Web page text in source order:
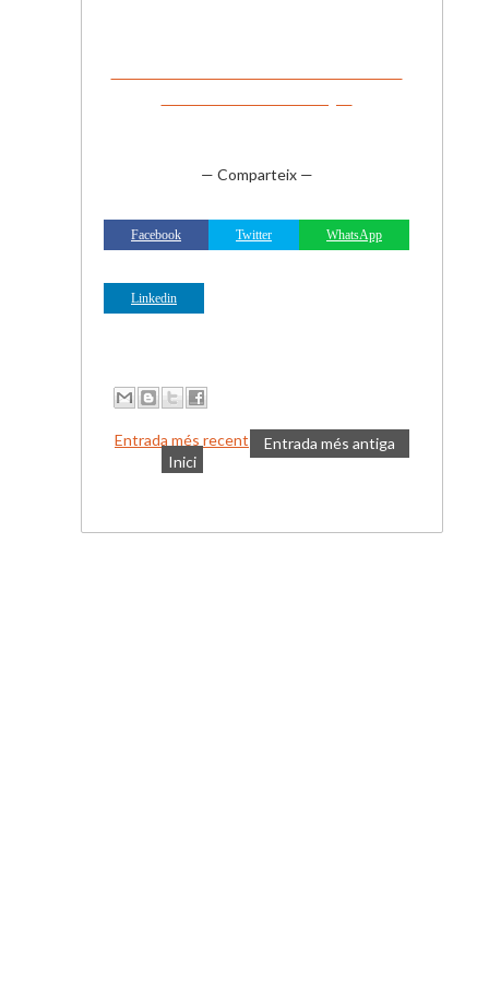
— Comparteix —
Facebook Twitter WhatsApp
Linkedin
Entrada més recent
Entrada més antiga
Inici